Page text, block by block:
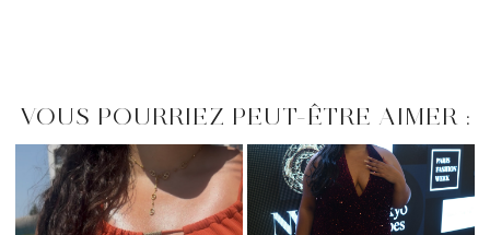
VOUS POURRIEZ PEUT-ÊTRE AIMER :